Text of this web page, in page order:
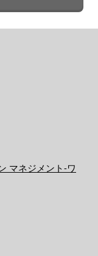
マネジメント-ワ